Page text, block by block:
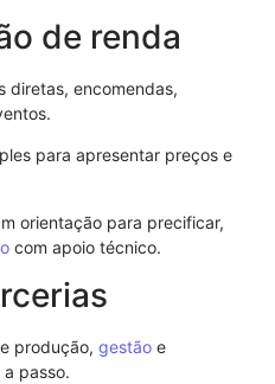
de renda
diretas, encomendas,
para apresentar preços e
orientação para precificar,
com apoio técnico.
produção, gestão e
passo.